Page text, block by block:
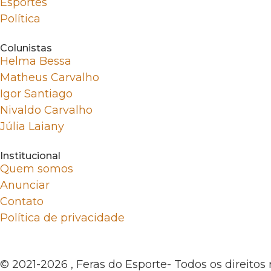
Política
Colunistas
Helma Bessa
Matheus Carvalho
Igor Santiago
Nivaldo Carvalho
Júlia Laiany
Institucional
Quem somos
Anunciar
Contato
Política de privacidade
© 2021-2026 , Feras do Esporte- Todos os direitos